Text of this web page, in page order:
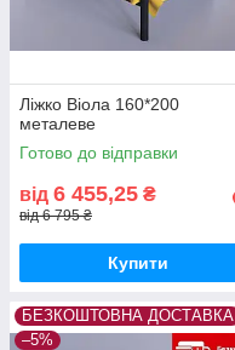
Ліжко Віола 160*200
металеве
Готово до відправки
від 6 455,25 ₴
від 6 795 ₴
Купити
БЕЗКОШТОВНА ДОСТАВКА
–5%